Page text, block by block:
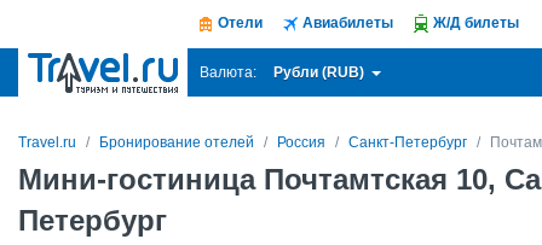
Отели Авиабилеты Ж/Д билеты
Валюта: Рубли (RUB)
Travel.ru Бронирование отелей Россия Санкт-Петербург
Мини-гостиница Почтамтская 10,
Петербург